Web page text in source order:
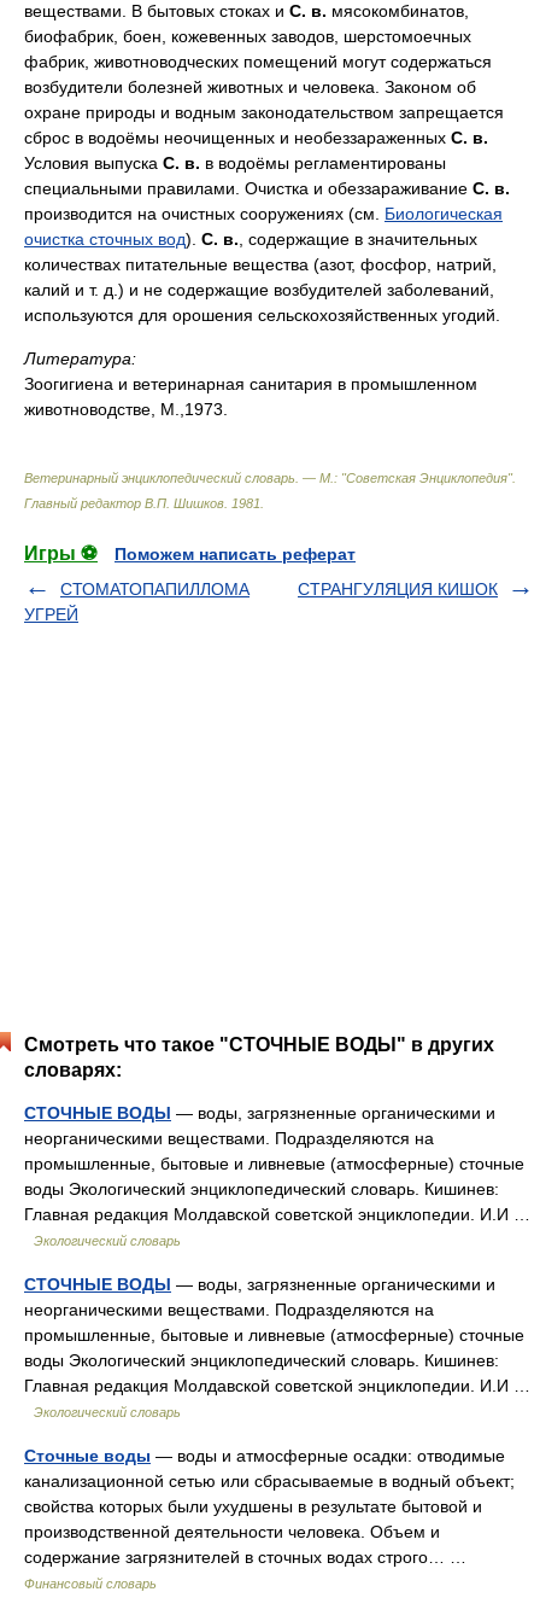
веществами. В бытовых стоках и С. в. мясокомбинатов,
биофабрик, боен, кожевенных заводов, шерстомоечных
фабрик, животноводческих помещений могут содержаться
возбудители болезней животных и человека. Законом об
охране природы и водным законодательством запрещается
сброс в водоёмы неочищенных и необеззараженных С. в.
Условия выпуска С. в. в водоёмы регламентированы
специальными правилами. Очистка и обеззараживание С. в.
производится на очистных сооружениях (см. Биологическая
очистка сточных вод). С. в. , содержащие в значительных
количествах питательные вещества (азот, фосфор, натрий,
калий и т. д.) и не содержащие возбудителей заболеваний,
используются для орошения сельскохозяйственных угодий.
Литература:
Зоогигиена и ветеринарная санитария в промышленном
животноводстве, М.,1973.
Ветеринарный энциклопедический словарь. — М.: "Советская Энциклопедия".
Главный редактор В.П. Шишков 1981
Игры ⚽
Поможем написать реферат
СТОМАТОПАПИЛЛОМА
УГРЕЙ
СТРАНГУЛЯЦИЯ КИШОК
Смотреть что такое "СТОЧНЫЕ ВОДЫ" в других
словарях:
СТОЧНЫЕ ВОДЫ — воды, загрязненные органическими и
неорганическими веществами. Подразделяются на
промышленные, бытовые и ливневые (атмосферные) сточные
воды Экологический энциклопедический словарь. Кишинев:
Главная редакция Молдавской советской энциклопедии. И.И …
Экологический словарь
СТОЧНЫЕ ВОДЫ — воды, загрязненные органическими и
неорганическими веществами. Подразделяются на
промышленные, бытовые и ливневые (атмосферные) сточные
воды Экологический энциклопедический словарь. Кишинев:
Главная редакция Молдавской советской энциклопедии. И.И …
Экологический словарь
Сточные воды — воды и атмосферные осадки: отводимые
канализационной сетью или сбрасываемые в водный объект;
свойства которых были ухудшены в результате бытовой и
производственной деятельности человека. Объем и
содержание загрязнителей в сточных водах строго… …
Финансовый словарь